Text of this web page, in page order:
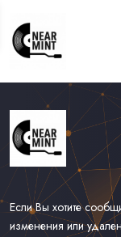
Если Вы хотите
изменения или